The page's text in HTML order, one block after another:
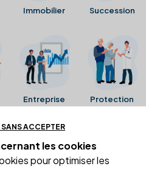
Immobilier Succession
Entreprise Protection
de la fiche Google
Ils n'ont ni été collectés ni
ACCEPTER
les cookies
pour optimiser les